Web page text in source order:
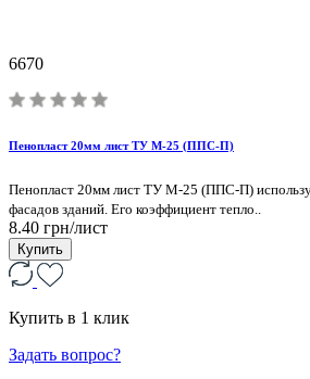
6670
Пенопласт 20мм лист ТУ М-25 (ППС-П)
Пенопласт 20мм лист ТУ М-25 (ППС-П)
фасадов зданий. Его коэффициент тепло..
8.40 грн/лист
Купить
Купить в 1 клик
Задать вопрос?